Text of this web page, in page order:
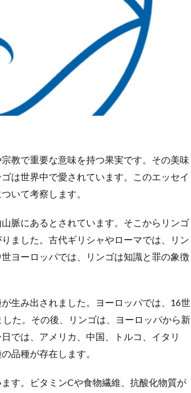
教で重要な意味を持つ果実です。その美味
は世界中で愛されています。このエッセイ
いて考察します。
脈にあるとされています。そこからリンゴ
ました。古代ギリシャやローマでは、リン
ヨーロッパでは、リンゴは知識と罪の象徴
生み出されました。ヨーロッパでは、16世
た。その後、リンゴは、ヨーロッパから新
では、アメリカ、中国、トルコ、イタリ
品種が存在します。
す。ビタミンCや食物繊維、抗酸化物質が